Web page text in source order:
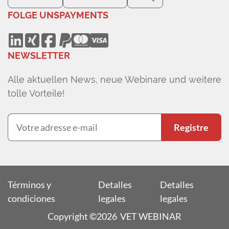
FOLGE UNSPAYMENTS
NEWSLETTER
Alle aktuellen News, neue Webinare und weitere
tolle Vorteile!
Registre
Términos y
condiciones
Detalles
legales
Detalles
legales
Copyright ©2026 VET WEBINAR